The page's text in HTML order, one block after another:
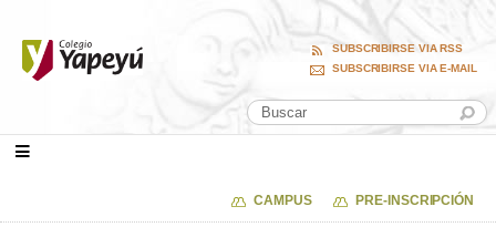
SUBSCRIBIRSE VIA RSS
SUBSCRIBIRSE VIA E-MAIL
CAMPUS PRE-INSCRIPCIÓN